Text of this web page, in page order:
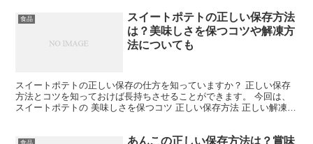
食品
スイートポテトの正しい保存方法
は？美味しさを保つコツや解凍方
法についても
スイートポテトの正しい保存の仕方を知っていますか？ 正しい保存
方法とコツを知っておけば長持ちさせることができます。 今回は、
スイートポテトの 美味しさを保つコツ 正しい保存方法 正しい解凍方
あんこの正しい保存方法は？賞味